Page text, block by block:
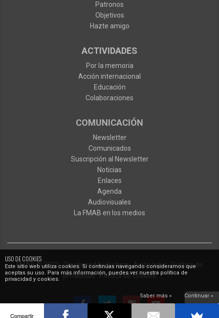
USO DE COOKIES
Este sitio web utiliza cookies. Si continúas navegando consideramos que
aceptas su uso. Para más información, puedes ver nuestra política de
privacidad y cookies.
Saber más » Continuar »
Patronos
Objetivos
Hazte amigo
ACTIVIDADES
Por la memoria
Acción internacional
Educación
Colaboraciones
COMUNICACIÓN
Newsletter
Comunicados
Suscripción al Newsletter
Noticias
Enlaces
Agenda
Audiovisuales
La FMAB en los medios
FMAB© 2023·Developed byIxotype·Aviso legal·Política de
privacidad·Política de cookies
Compartir